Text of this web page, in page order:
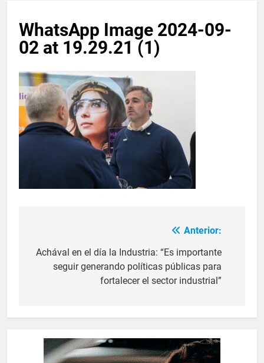
WhatsApp Image 2024-09-
02 at 19.29.21 (1)
Anterior:
Achával en el día la Industria: “Es importante
seguir generando políticas públicas para
fortalecer el sector industrial”